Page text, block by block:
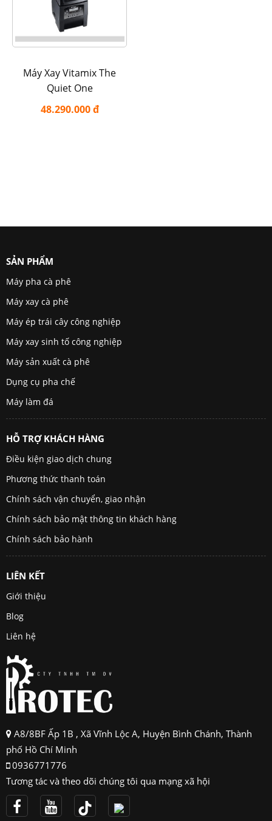
Máy Xay Vitamix The
Quiet One
48.290.000 đ
SẢN PHẨM
Máy pha cà phê
Máy xay cà phê
Máy ép trái cây công nghiệp
Máy xay sinh tố công nghiệp
Máy sản xuất cà phê
Dụng cụ pha chế
Máy làm đá
HỖ TRỢ KHÁCH HÀNG
Điều kiện giao dịch chung
Phương thức thanh toán
Chính sách vận chuyển, giao nhận
Chính sách bảo mật thông tin khách hàng
Chính sách bảo hành
LIÊN KẾT
Giới thiệu
Blog
Liên hệ
A8/8BF Ấp 1B , Xã Vĩnh Lộc A, Huyện Bình Chánh, Thành
phố Hồ Chí Minh
0936771776
Tương tác và theo dõi chúng tôi qua mạng xã hội